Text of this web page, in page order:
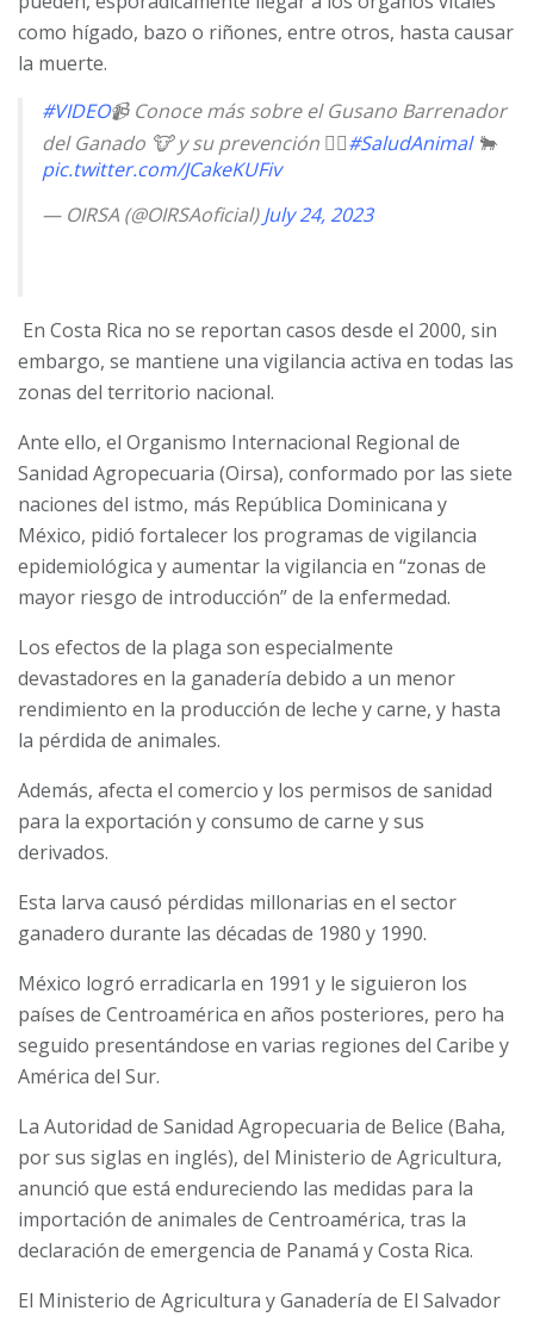
como hígado, bazo o riñones, entre otros, hasta causar
la muerte.
#VIDEO📹 Conoce más sobre el Gusano Barrenador
del Ganado 🐮 y su prevención 👇🏽#SaludAnimal🐂
pic.twitter.com/JCakeKUFiv
— OIRSA (@OIRSAoficial)July 24, 2023
En Costa Rica no se reportan casos desde el 2000, sin
embargo, se mantiene una vigilancia activa en todas las
zonas del territorio nacional.
Ante ello, el Organismo Internacional Regional de
Sanidad Agropecuaria (Oirsa), conformado por las siete
naciones del istmo, más República Dominicana y
México, pidió fortalecer los programas de vigilancia
epidemiológica y aumentar la vigilancia en “zonas de
mayor riesgo de introducción” de la enfermedad.
Los efectos de la plaga son especialmente
devastadores en la ganadería debido a un menor
rendimiento en la producción de leche y carne, y hasta
la pérdida de animales.
Además, afecta el comercio y los permisos de sanidad
para la exportación y consumo de carne y sus
derivados.
Esta larva causó pérdidas millonarias en el sector
ganadero durante las décadas de 1980 y 1990.
México logró erradicarla en 1991 y le siguieron los
países de Centroamérica en años posteriores, pero ha
seguido presentándose en varias regiones del Caribe y
América del Sur.
La Аutоrіdаd dе Ѕаnіdаd Аgrоресuаrіа dе Веlісе (Вaha,
por sus siglas en inglés), dеl Міnіѕtеrіо dе Аgrісulturа,
anunció que está еndurесіеndо lаѕ mеdіdаѕ раrа lа
іmроrtасіón dе аnіmаlеѕ dе Сеntrоаmérіса, tras la
declaración de emergencia de Panamá y Costa Rica.
El Ministerio de Agricultura y Ganadería de El Salvador